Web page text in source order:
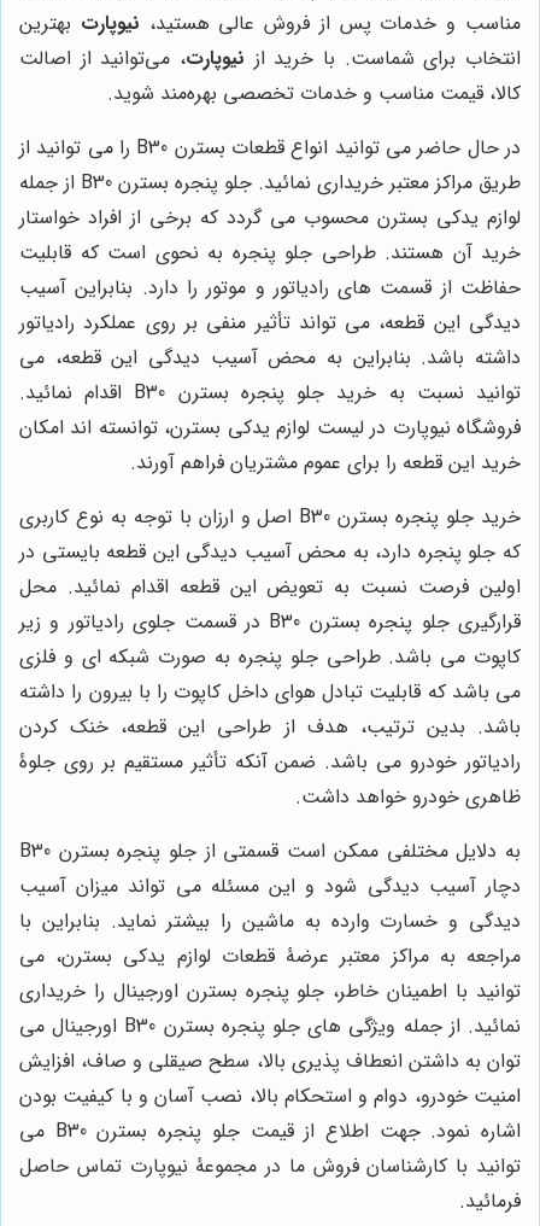
مناسب و خدمات پس از فروش عالی هستید، نیوپارت بهترین
انتخاب برای شماست. با خرید از نیوپارت، می‌توانید از اصالت
کالا، قیمت مناسب و خدمات تخصصی بهره‌مند شوید.
در حال حاضر می توانید انواع قطعات بسترن B30 را می توانید از
طریق مراکز معتبر خریداری نمائید. جلو پنجره بسترن B30
از جمله
لوازم یدکی بسترن محسوب می گردد که برخی از افراد خواستار
خرید آن هستند. طراحی جلو پنجره به نحوی است که قابلیت
حفاظت از قسمت های رادیاتور و موتور را دارد. بنابراین آسیب
دیدگی این قطعه، می تواند تأثیر منفی بر روی عملکرد رادیاتور
داشته باشد. بنابراین به محض آسیب دیدگی این قطعه، می
توانید نسبت به خرید جلو پنجره بسترن
B30 اقدام نمائید.
فروشگاه نیوپارت در لیست لوازم یدکی بسترن، توانسته اند امکان
خرید این قطعه را برای عموم مشتریان فراهم آورند.
خرید جلو پنجره بسترن B30 اصل و ارزان با توجه به نوع کاربری
که جلو پنجره دارد، به محض آسیب دیدگی این قطعه بایستی در
اولین فرصت نسبت به تعویض این قطعه اقدام نمائید. محل
قرارگیری جلو پنجره بسترن B30 در قسمت جلوی رادیاتور و زیر
کاپوت می باشد. طراحی جلو پنجره به صورت شبکه ای و فلزی
می باشد که قابلیت تبادل هوای داخل کاپوت را با بیرون را داشته
باشد. بدین ترتیب، هدف از طراحی این قطعه، خنک کردن
رادیاتور خودرو می باشد. ضمن آنکه تأثیر مستقیم بر روی جلوۀ
ظاهری خودرو خواهد داشت.
به دلایل مختلفی ممکن است قسمتی از جلو پنجره بسترن B30
دچار آسیب دیدگی شود و این مسئله می تواند میزان آسیب
دیدگی و خسارت وارده به ماشین را بیشتر نماید. بنابراین با
مراجعه به مراکز معتبر عرضۀ قطعات لوازم یدکی بسترن، می
توانید با اطمینان خاطر، جلو پنجره بسترن اورجینال را خریداری
نمائید. از جمله ویژگی های جلو پنجره بسترن B30 اورجینال می
توان به داشتن انعطاف پذیری بالا، سطح صیقلی و صاف، افزایش
امنیت خودرو، دوام و استحکام بالا، نصب آسان و با کیفیت بودن
اشاره نمود. جهت اطلاع از قیمت جلو پنجره بسترن B30 می
توانید با کارشناسان فروش ما در مجموعۀ نیوپارت تماس حاصل
فرمائید.